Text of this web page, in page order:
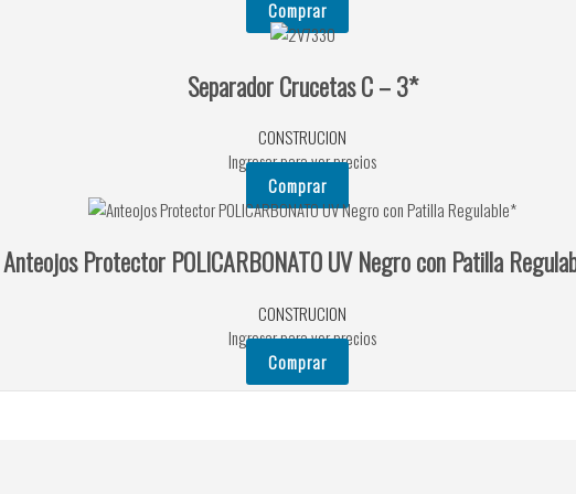
Comprar
Separador Crucetas C – 3*
CONSTRUCION
Ingresar para ver precios
Comprar
Anteojos Protector POLICARBONATO UV Negro con Patilla
CONSTRUCION
Ingresar para ver precios
Comprar